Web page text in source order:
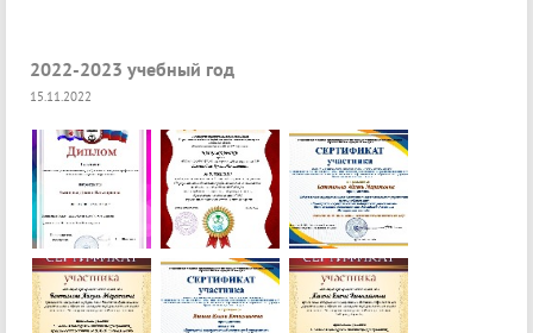
2022-2023 учебный год
15.11.2022